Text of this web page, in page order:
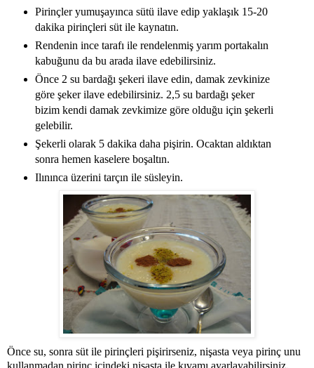
Pirinçler yumuşayınca sütü ilave edip yaklaşık 15-20
dakika pirinçleri süt ile kaynatın.
Rendenin ince tarafı ile rendelenmiş yarım portakalın
kabuğunu da bu arada ilave edebilirsiniz.
Önce 2 su bardağı şekeri ilave edin, damak zevkinize
göre şeker ilave edebilirsiniz. 2,5 su bardağı şeker
bizim kendi damak zevkimize göre olduğu için şekerli
gelebilir.
Şekerli olarak 5 dakika daha pişirin. Ocaktan aldıktan
sonra hemen kaselere boşaltın.
Ilınınca üzerini tarçın ile süsleyin.
Önce su, sonra süt ile pirinçleri pişirirseniz, nişasta veya pirinç unu